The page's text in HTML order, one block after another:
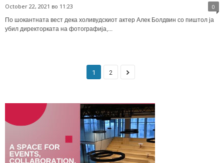
October 22, 2021 во 11:23 0
По шокантната вест дека холивудскиот актер Алек Болдвин со пиштол ја
убил директорката на фотографија,...
1 2